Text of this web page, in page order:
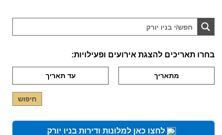
בחרו תאריכים להצגת אירועים ופעילויות:
לחצו כאן למלונות ודירות בניו יורק